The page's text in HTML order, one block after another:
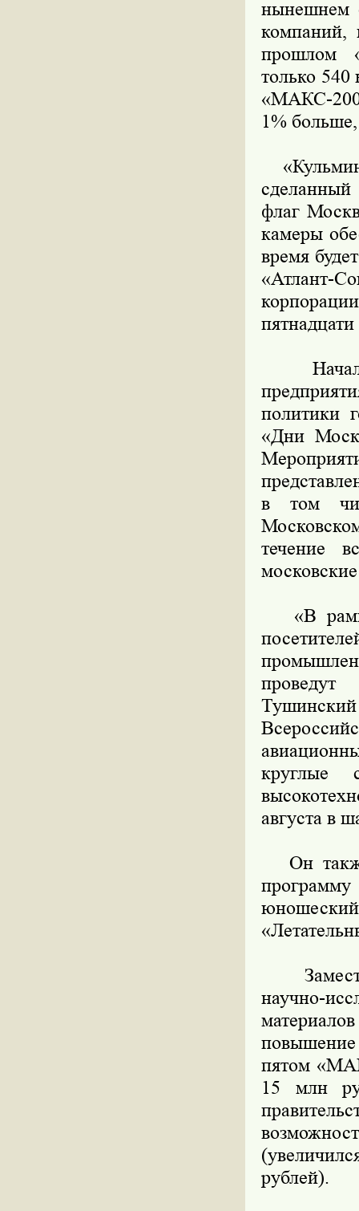
нынешнем
компаний,
прошлом
только
«МАКС-
1%
флаг
камеры
время
«Атлант-
политики
«Дни
в том
течение
«В
круглые
августа в
Он
научно-
пятом
15 млн
рублей).